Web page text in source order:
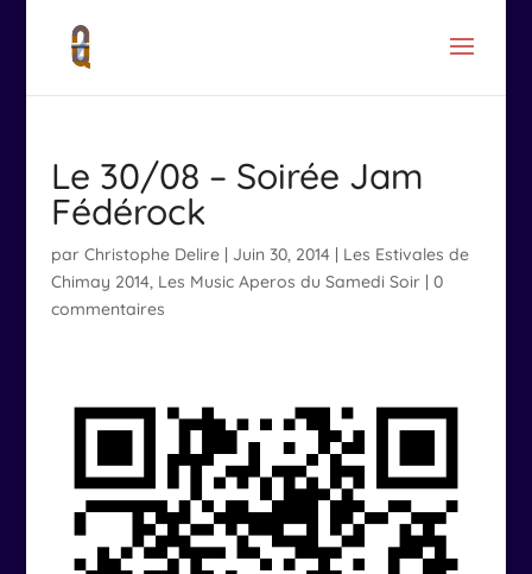
Le 30/08 – Soirée Jam
Fédérock
par Christophe Delire| Juin 30, 2014| Les Estivales de
Chimay 2014, Les Music Aperos du Samedi Soir| 0
commentaires